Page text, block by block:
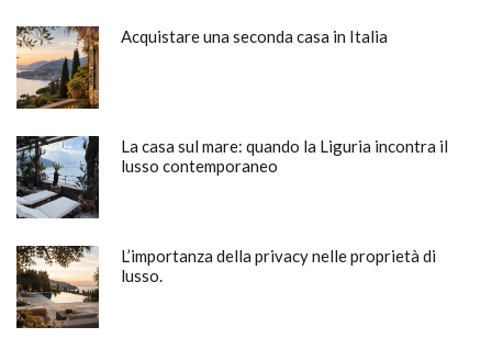
Acquistare una seconda casa in Italia
La casa sul mare: quando la Liguria incontra il
lusso contemporaneo
L’importanza della privacy nelle proprietà di
lusso.